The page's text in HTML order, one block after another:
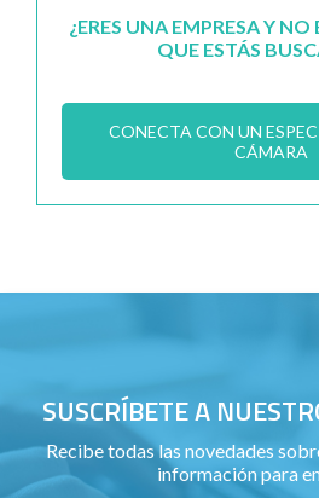
¿ERES UNA EMPRESA Y
QUE ESTÁS
CONECTA CON UN
CÁMARA
SUSCRÍBETE A
Recibe todas las novedades
información para